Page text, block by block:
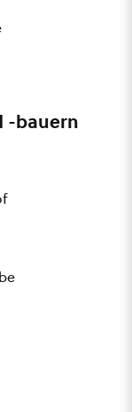
-bauern